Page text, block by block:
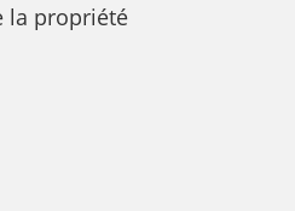
la propriété